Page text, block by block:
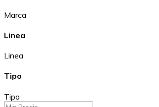
Marca
Linea
Linea
Tipo
Tipo